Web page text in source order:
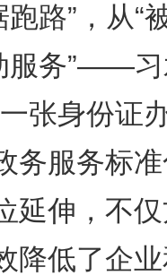
跑路”，从“
服务”——
张身份证
务服务标
延伸，不
降低了企